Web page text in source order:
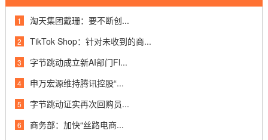
1 淘天集团戴珊：要不断创...
2 TikTok Shop：针对未收到的商...
3 字节跳动成立新AI部门Fl...
4 申万宏源维持腾讯控股“...
5 字节跳动证实再次回购员...
6 商务部：加快“丝路电商...